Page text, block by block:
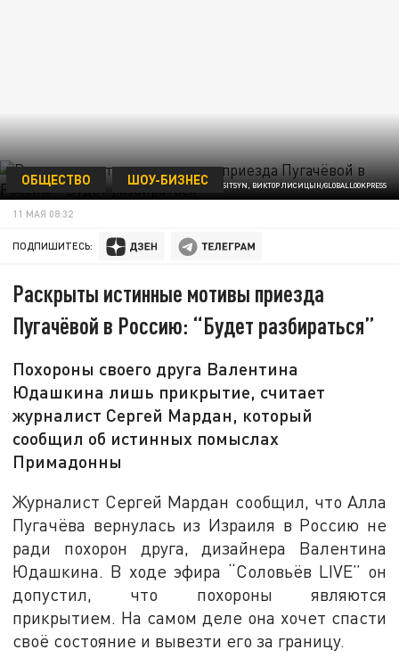
ФОТО: VICTOR LISITSYN, ВИКТОР ЛИСИЦЫН/GLOBALLOOKPRESS
ОБЩЕСТВО ШОУ-БИЗНЕС
11 МАЯ 08:32
ПОДПИШИТЕСЬ:
Раскрыты истинные мотивы приезда
Пугачёвой в Россию: “Будет разбираться”
Похороны своего друга Валентина
Юдашкина лишь прикрытие, считает
журналист Сергей Мардан, который
сообщил об истинных помыслах
Примадонны
Журналист Сергей Мардан сообщил, что Алла
Пугачёва вернулась из Израиля в Россию не
ради похорон друга, дизайнера Валентина
Юдашкина. В ходе эфира “Соловьёв LIVE” он
допустил, что похороны являются
прикрытием. На самом деле она хочет спасти
своё состояние и вывезти его за границу.